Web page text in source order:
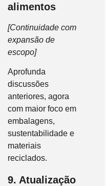
alimentos
[Continuidade com
expansão de
escopo]
Aprofunda
discussões
anteriores, agora
com maior foco em
embalagens,
sustentabilidade e
materiais
reciclados.
9. Atualização